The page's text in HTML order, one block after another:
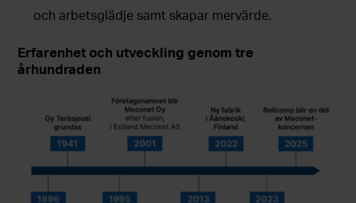
och arbetsglädje samt skapar mervärde.
Erfarenhet och utveckling genom tre
århundraden